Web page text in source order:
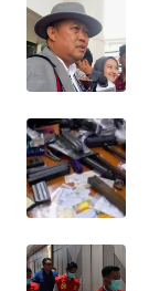
LAPAK
WAHANA
Wahana
Network
KONSUMEN
LISTRIK
MASYARAKAT
KELISTRIKAN